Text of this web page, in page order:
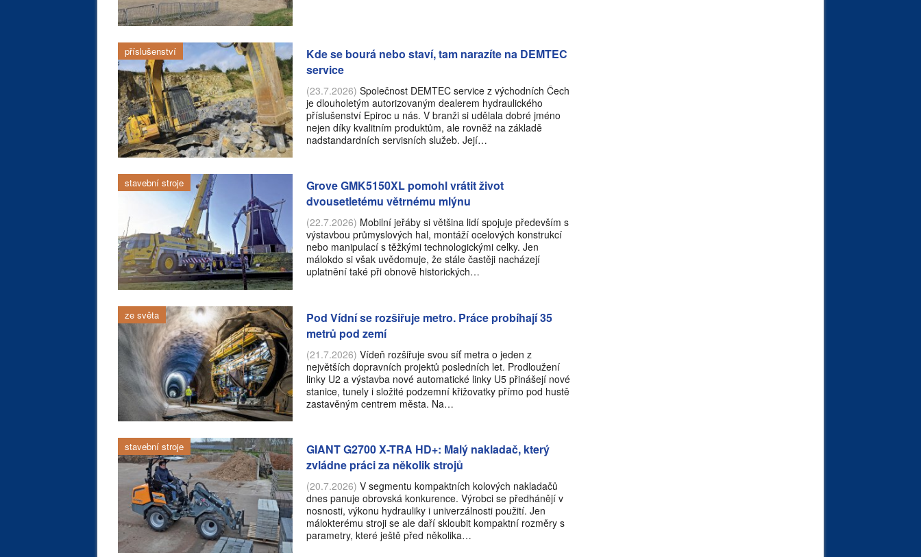
příslušenství
Kde se bourá nebo staví, tam narazíte na DEMTEC
service
(23.7.2026) Společnost DEMTEC service z východních Čech
je dlouholetým autorizovaným dealerem hydraulického
příslušenství Epiroc u nás. V branži si udělala dobré jméno
nejen díky kvalitním produktům, ale rovněž na základě
nadstandardních servisních služeb. Její…
stavební stroje
Grove GMK5150XL pomohl vrátit život
dvousetletému větrnému mlýnu
(22.7.2026) Mobilní jeřáby si většina lidí spojuje především s
výstavbou průmyslových hal, montáží ocelových konstrukcí
nebo manipulací s těžkými technologickými celky. Jen
málokdo si však uvědomuje, že stále častěji nacházejí
uplatnění také při obnově historických…
ze světa
Pod Vídní se rozšiřuje metro. Práce probíhají 35
metrů pod zemí
(21.7.2026) Vídeň rozšiřuje svou síť metra o jeden z
největších dopravních projektů posledních let. Prodloužení
linky U2 a výstavba nové automatické linky U5 přinášejí nové
stanice, tunely i složité podzemní křižovatky přímo pod hustě
zastavěným centrem města. Na…
stavební stroje
GIANT G2700 X-TRA HD+: Malý nakladač, který
zvládne práci za několik strojů
(20.7.2026) V segmentu kompaktních kolových nakladačů
dnes panuje obrovská konkurence. Výrobci se předhánějí v
nosnosti, výkonu hydrauliky i univerzálnosti použití. Jen
málokterému stroji se ale daří skloubit kompaktní rozměry s
parametry, které ještě před několika…